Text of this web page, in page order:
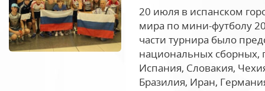
20 июля в испанском
мира по мини-футболу
части турнира было
национальных сборных,
Испания, Словакия,
Бразилия, Иран,